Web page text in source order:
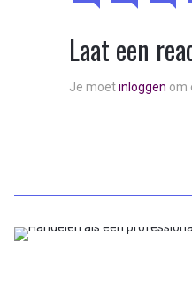
Laat een
Je moetinloggen om